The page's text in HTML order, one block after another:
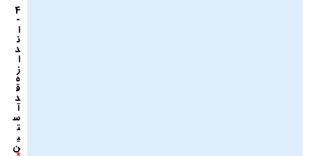
4
-
ا
ن
د
ا
ز
ه
ق
د
آ
س
ت
ی
ن